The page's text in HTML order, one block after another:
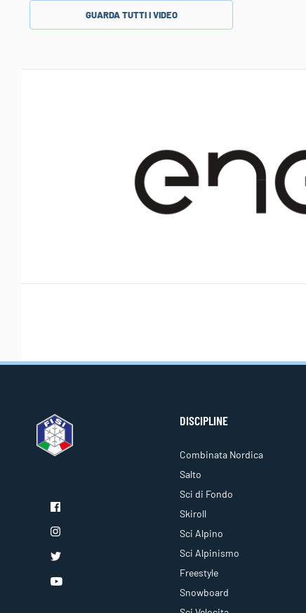
GUARDA TUTTI I VIDEO
DISCIPLINE
Combinata Nordica
Salto
Sci di Fondo
Skiroll
Sci Alpino
Sci Alpinismo
Freestyle
Snowboard